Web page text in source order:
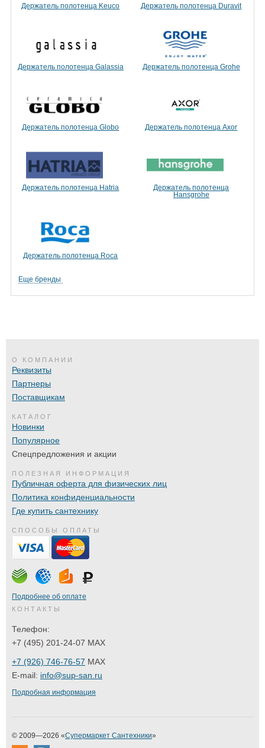
Держатель полотенца Keuco Держатель полотенца Duravit
Держатель полотенца Galassia Держатель полотенца Grohe
Держатель полотенца Globo Держатель полотенца Axor
Держатель полотенца Hatria
Держатель полотенца
Hansgrohe
Держатель полотенца Roca
Еще бренды
О КОМПАНИИ
Реквизиты
Партнеры
Поставщикам
КАТАЛОГ
Новинки
Популярное
Спецпредложения и акции
ПОЛЕЗНАЯ ИНФОРМАЦИЯ
Публичная оферта для физических лиц
Политика конфиденциальности
Где купить сантехнику
СПОСОБЫ ОПЛАТЫ
Подробнее об оплате
КОНТАКТЫ
Телефон:
+7 (495) 201-24-07 MAX
+7 (926) 746-76-57 MAX
E-mail: info@sup-san.ru
Подробная информация
© 2009—2026 «Супермаркет Сантехники»